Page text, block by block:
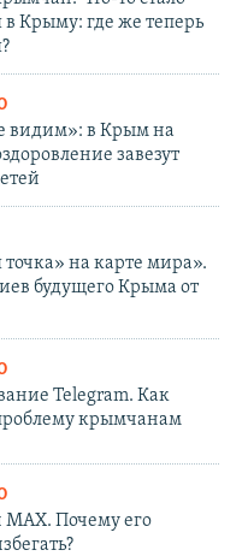
в Крыму: где же теперь
видим»: в Крым на
завезут
точка» на карте мира».
будущего Крыма от
Telegram. Как
крымчанам
Почему его